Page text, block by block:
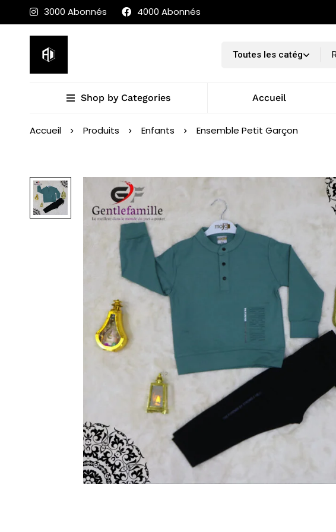
3000 Abonnés 4000 Abonnés
Shop by Categories Accueil
Accueil Produits Enfants Ensemble Petit Garçon